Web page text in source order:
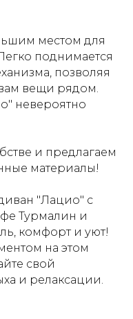
местом для
поднимается
позволяя
вещи рядом.
невероятно
и предлагаем
материалы!
"Лацио" с
Турмалин и
комфорт и уют!
на этом
свой
и релаксации.